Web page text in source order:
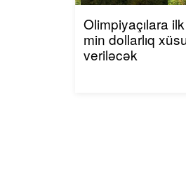
Olimpiyaçılara
min dollarlıq
veriləcək